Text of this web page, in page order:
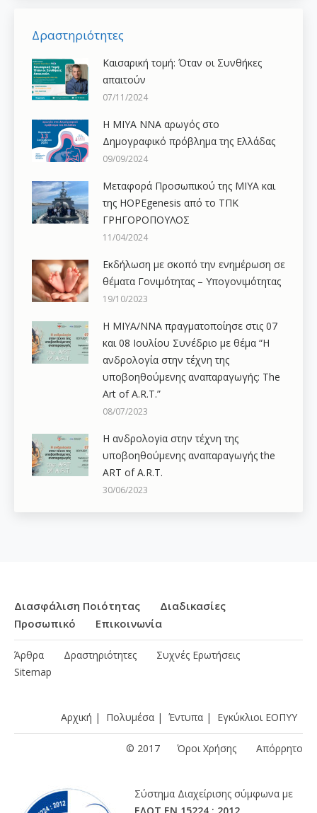
Δραστηριότητες
Καισαρική τομή: Όταν οι Συνθήκες
απαιτούν
07/11/2024
H ΜΙΥΑ ΝΝΑ αρωγός στο
Δημογραφικό πρόβλημα της Ελλάδας
09/09/2024
Μεταφορά Προσωπικού της ΜΙΥΑ και
της HOPEgenesis από το ΤΠΚ
ΓΡΗΓΟΡΟΠΟΥΛΟΣ
11/04/2024
Εκδήλωση με σκοπό την ενημέρωση σε
θέματα Γονιμότητας – Υπογονιμότητας
19/10/2023
Η ΜΙΥΑ/ΝΝΑ πραγματοποίησε στις 07
και 08 Ιουλίου Συνέδριο με θέμα “Η
ανδρολογία στην τέχνη της
υποβοηθούμενης αναπαραγωγής: The
Art of A.R.T.”
08/07/2023
Η ανδρολογiα στην τέχνη της
υποβοηθούμενης αναπαραγωγής the
ART of A.R.T.
30/06/2023
Διασφάλιση Ποιότητας
Διαδικασίες
Προσωπικό
Επικοινωνία
Άρθρα Δραστηριότητες
Συχνές Ερωτήσεις
Sitemap
Αρχική | Πολυμέσα | Έντυπα | Εγκύκλιοι ΕΟΠΥΥ
© 2017 Όροι Χρήσης Απόρρητο
Σύστημα Διαχείρισης σύμφωνα με
ΕΛΟΤ ΕΝ 15224 : 2012